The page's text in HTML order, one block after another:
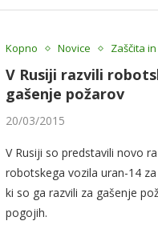
Kopno Novice Zaščita
V Rusiji razvili
gašenje požarov
20/03/2015
V Rusiji so predstavili novo
robotskega vozila uran-14
ki so ga razvili za gašenje
pogojih.